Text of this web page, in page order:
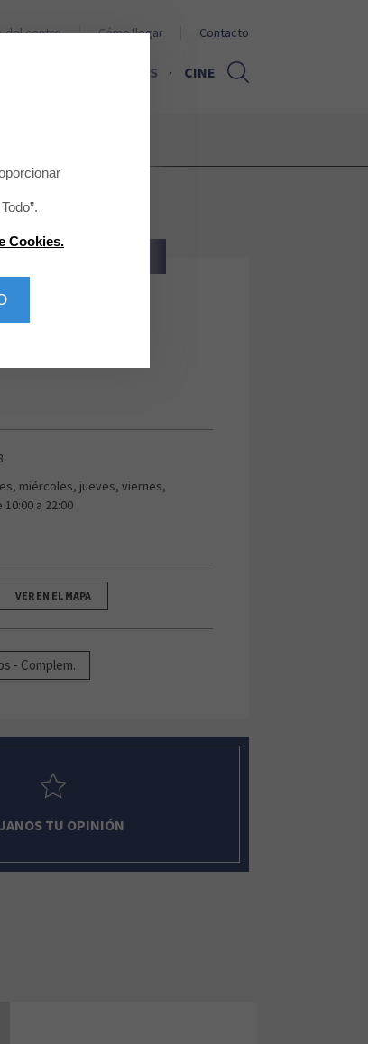
NOTICIAS CINE
del centro Cómo llegar Contacto
miércoles, jueves, viernes,
a 22:00
VER EN EL MAPA
- Complem.
TU OPINIÓN
Cookies.